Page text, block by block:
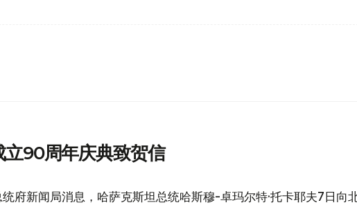
立90周年庆典致贺信
统府新闻局消息，哈萨克斯坦总统哈斯穆-卓玛尔特·托卡耶夫7日向